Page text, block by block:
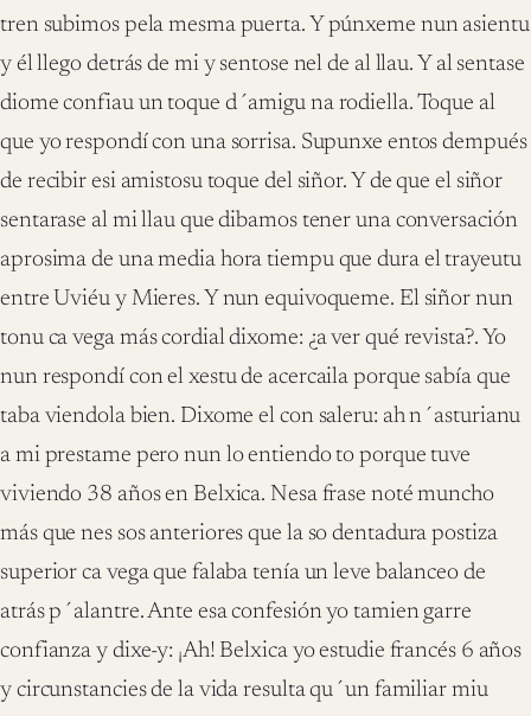
tren subimos pela mesma puerta. Y púnxeme nun asientu
y él llego detrás de mi y sentose nel de al llau. Y al sentase
diome confiau un toque d´amigu na rodiella. Toque al
que yo respondí con una sorrisa. Supunxe entos dempués
de recibir esi amistosu toque del siñor. Y de que el siñor
sentarase al mi llau que dibamos tener una conversación
aprosima de una media hora tiempu que dura el trayeutu
entre Uviéu y Mieres. Y nun equivoqueme. El siñor nun
tonu ca vega más cordial dixome: ¿a ver qué revista?. Yo
nun respondí con el xestu de acercaila porque sabía que
taba viendola bien. Dixome el con saleru: ah n´asturianu
a mi prestame pero nun lo entiendo to porque tuve
viviendo 38 años en Belxica. Nesa frase noté muncho
más que nes sos anteriores que la so dentadura postiza
superior ca vega que falaba tenía un leve balanceo de
atrás p´alantre. Ante esa confesión yo tamien garre
confianza y dixe-y: ¡Ah! Belxica yo estudie francés 6 años
y circunstancies de la vida resulta qu´un familiar miu